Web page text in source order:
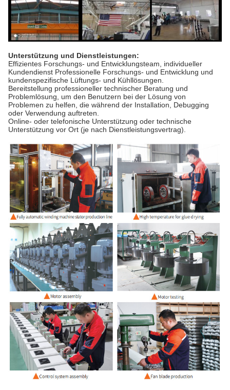
Unterstützung und Dienstleistungen:
Effizientes Forschungs- und Entwicklungsteam, individueller
Kundendienst Professionelle Forschungs- und Entwicklung und
kundenspezifische Lüftungs- und Kühllösungen.
Bereitstellung professioneller technischer Beratung und
Problemlösung, um den Benutzern bei der Lösung von
Problemen zu helfen, die während der Installation, Debugging
oder Verwendung auftreten.
Online- oder telefonische Unterstützung oder technische
Unterstützung vor Ort (je nach Dienstleistungsvertrag).